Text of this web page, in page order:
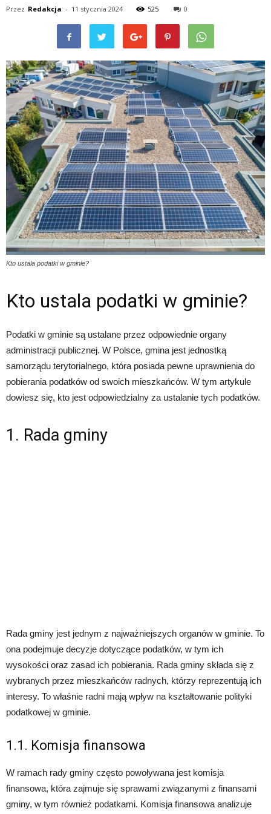
Przez Redakcja - 11 stycznia 2024 525 0
Kto ustala podatki w gminie?
Kto ustala podatki w gminie?
Podatki w gminie są ustalane przez odpowiednie organy
administracji publicznej. W Polsce, gmina jest jednostką
samorządu terytorialnego, która posiada pewne uprawnienia do
pobierania podatków od swoich mieszkańców. W tym artykule
dowiesz się, kto jest odpowiedzialny za ustalanie tych podatków.
1. Rada gminy
Rada gminy jest jednym z najważniejszych organów w gminie. To
ona podejmuje decyzje dotyczące podatków, w tym ich
wysokości oraz zasad ich pobierania. Rada gminy składa się z
wybranych przez mieszkańców radnych, którzy reprezentują ich
interesy. To właśnie radni mają wpływ na kształtowanie polityki
podatkowej w gminie.
1.1. Komisja finansowa
W ramach rady gminy często powoływana jest komisja
finansowa, która zajmuje się sprawami związanymi z finansami
gminy, w tym również podatkami. Komisja finansowa analizuje